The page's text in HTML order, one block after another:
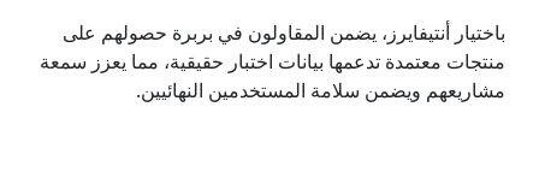
باختيار أنتيفايرز، يضمن المقاولون في بربرة حصولهم على
منتجات معتمدة تدعمها بيانات اختبار حقيقية، مما يعزز سمعة
مشاريعهم ويضمن سلامة المستخدمين النهائيين.